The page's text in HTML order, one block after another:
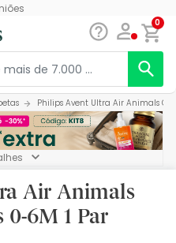
0
Philips Avent Ultra Air Animals
Air Animals
0-6M 1 Par